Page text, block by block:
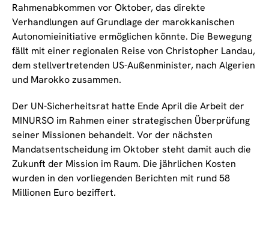
Rahmenabkommen vor Oktober, das direkte
Verhandlungen auf Grundlage der marokkanischen
Autonomieinitiative ermöglichen könnte. Die Bewegung
fällt mit einer regionalen Reise von Christopher Landau,
dem stellvertretenden US-Außenminister, nach Algerien
und Marokko zusammen.
Der UN-Sicherheitsrat hatte Ende April die Arbeit der
MINURSO im Rahmen einer strategischen Überprüfung
seiner Missionen behandelt. Vor der nächsten
Mandatsentscheidung im Oktober steht damit auch die
Zukunft der Mission im Raum. Die jährlichen Kosten
wurden in den vorliegenden Berichten mit rund 58
Millionen Euro beziffert.